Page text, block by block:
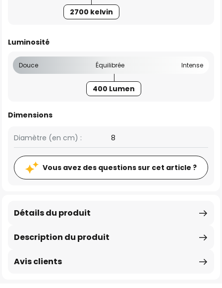
2700 kelvin
Luminosité
Douce Équilibrée Intense
400 Lumen
Dimensions
Diamètre (en cm) : 8
Vous avez des questions sur cet article ?
Description du produit
Détails du produit
Avis clients